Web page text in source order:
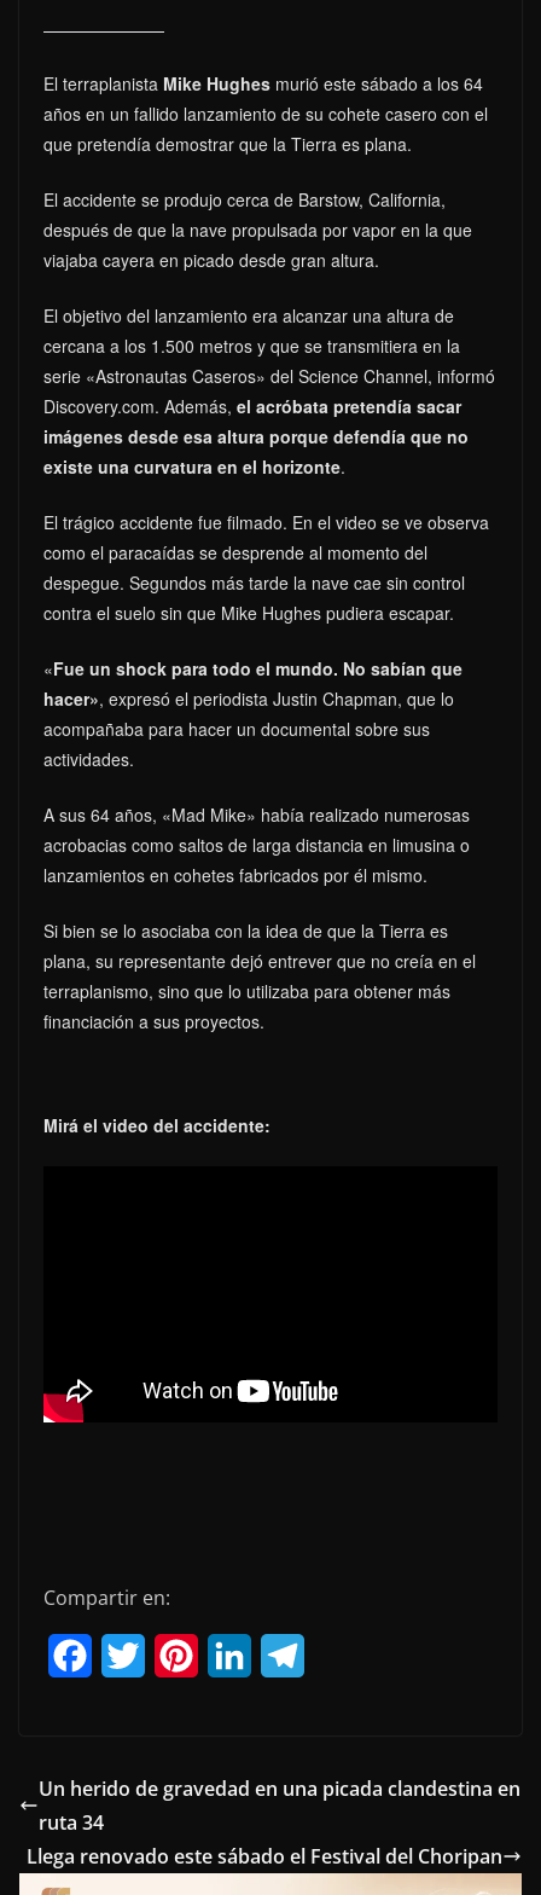
El terraplanista Mike Hughes murió este sábado a los 64
años en un fallido lanzamiento de su cohete casero con el
que pretendía demostrar que la Tierra es plana.
El accidente se produjo cerca de Barstow, California,
después de que la nave propulsada por vapor en la que
viajaba cayera en picado desde gran altura.
El objetivo del lanzamiento era alcanzar una altura de
cercana a los 1.500 metros y que se transmitiera en la
serie «Astronautas Caseros» del Science Channel, informó
Discovery.com. Además, el acróbata pretendía sacar
imágenes desde esa altura porque defendía que no
existe una curvatura en el horizonte.
El trágico accidente fue filmado. En el video se ve observa
como el paracaídas se desprende al momento del
despegue. Segundos más tarde la nave cae sin control
contra el suelo sin que Mike Hughes pudiera escapar.
«Fue un shock para todo el mundo. No sabían que
hacer», expresó el periodista Justin Chapman, que lo
acompañaba para hacer un documental sobre sus
actividades.
A sus 64 años, «Mad Mike» había realizado numerosas
acrobacias como saltos de larga distancia en limusina o
lanzamientos en cohetes fabricados por él mismo.
Si bien se lo asociaba con la idea de que la Tierra es
plana, su representante dejó entrever que no creía en el
terraplanismo, sino que lo utilizaba para obtener más
financiación a sus proyectos.
Mirá el video del accidente:
Compartir en:
e
b
o
t
e
t
r
k
d
e
r
Un herido de gravedad en una picada clandestina en
ruta 34
Llega renovado este sábado el Festival del Choripan